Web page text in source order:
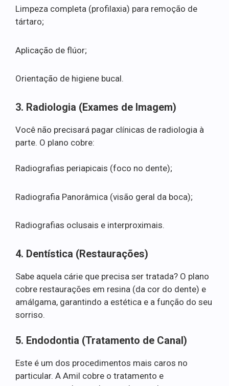
Limpeza completa (profilaxia) para remoção de
tártaro;
Aplicação de flúor;
Orientação de higiene bucal.
3. Radiologia (Exames de Imagem)
Você não precisará pagar clínicas de radiologia à
parte. O plano cobre:
Radiografias periapicais (foco no dente);
Radiografia Panorâmica (visão geral da boca);
Radiografias oclusais e interproximais.
4. Dentística (Restaurações)
Sabe aquela cárie que precisa ser tratada? O plano
cobre restaurações em resina (da cor do dente) e
amálgama, garantindo a estética e a função do seu
sorriso.
5. Endodontia (Tratamento de Canal)
Este é um dos procedimentos mais caros no
particular. A Amil cobre o tratamento e